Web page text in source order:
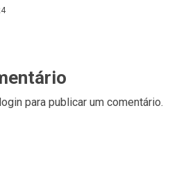
login para publicar um comentário.